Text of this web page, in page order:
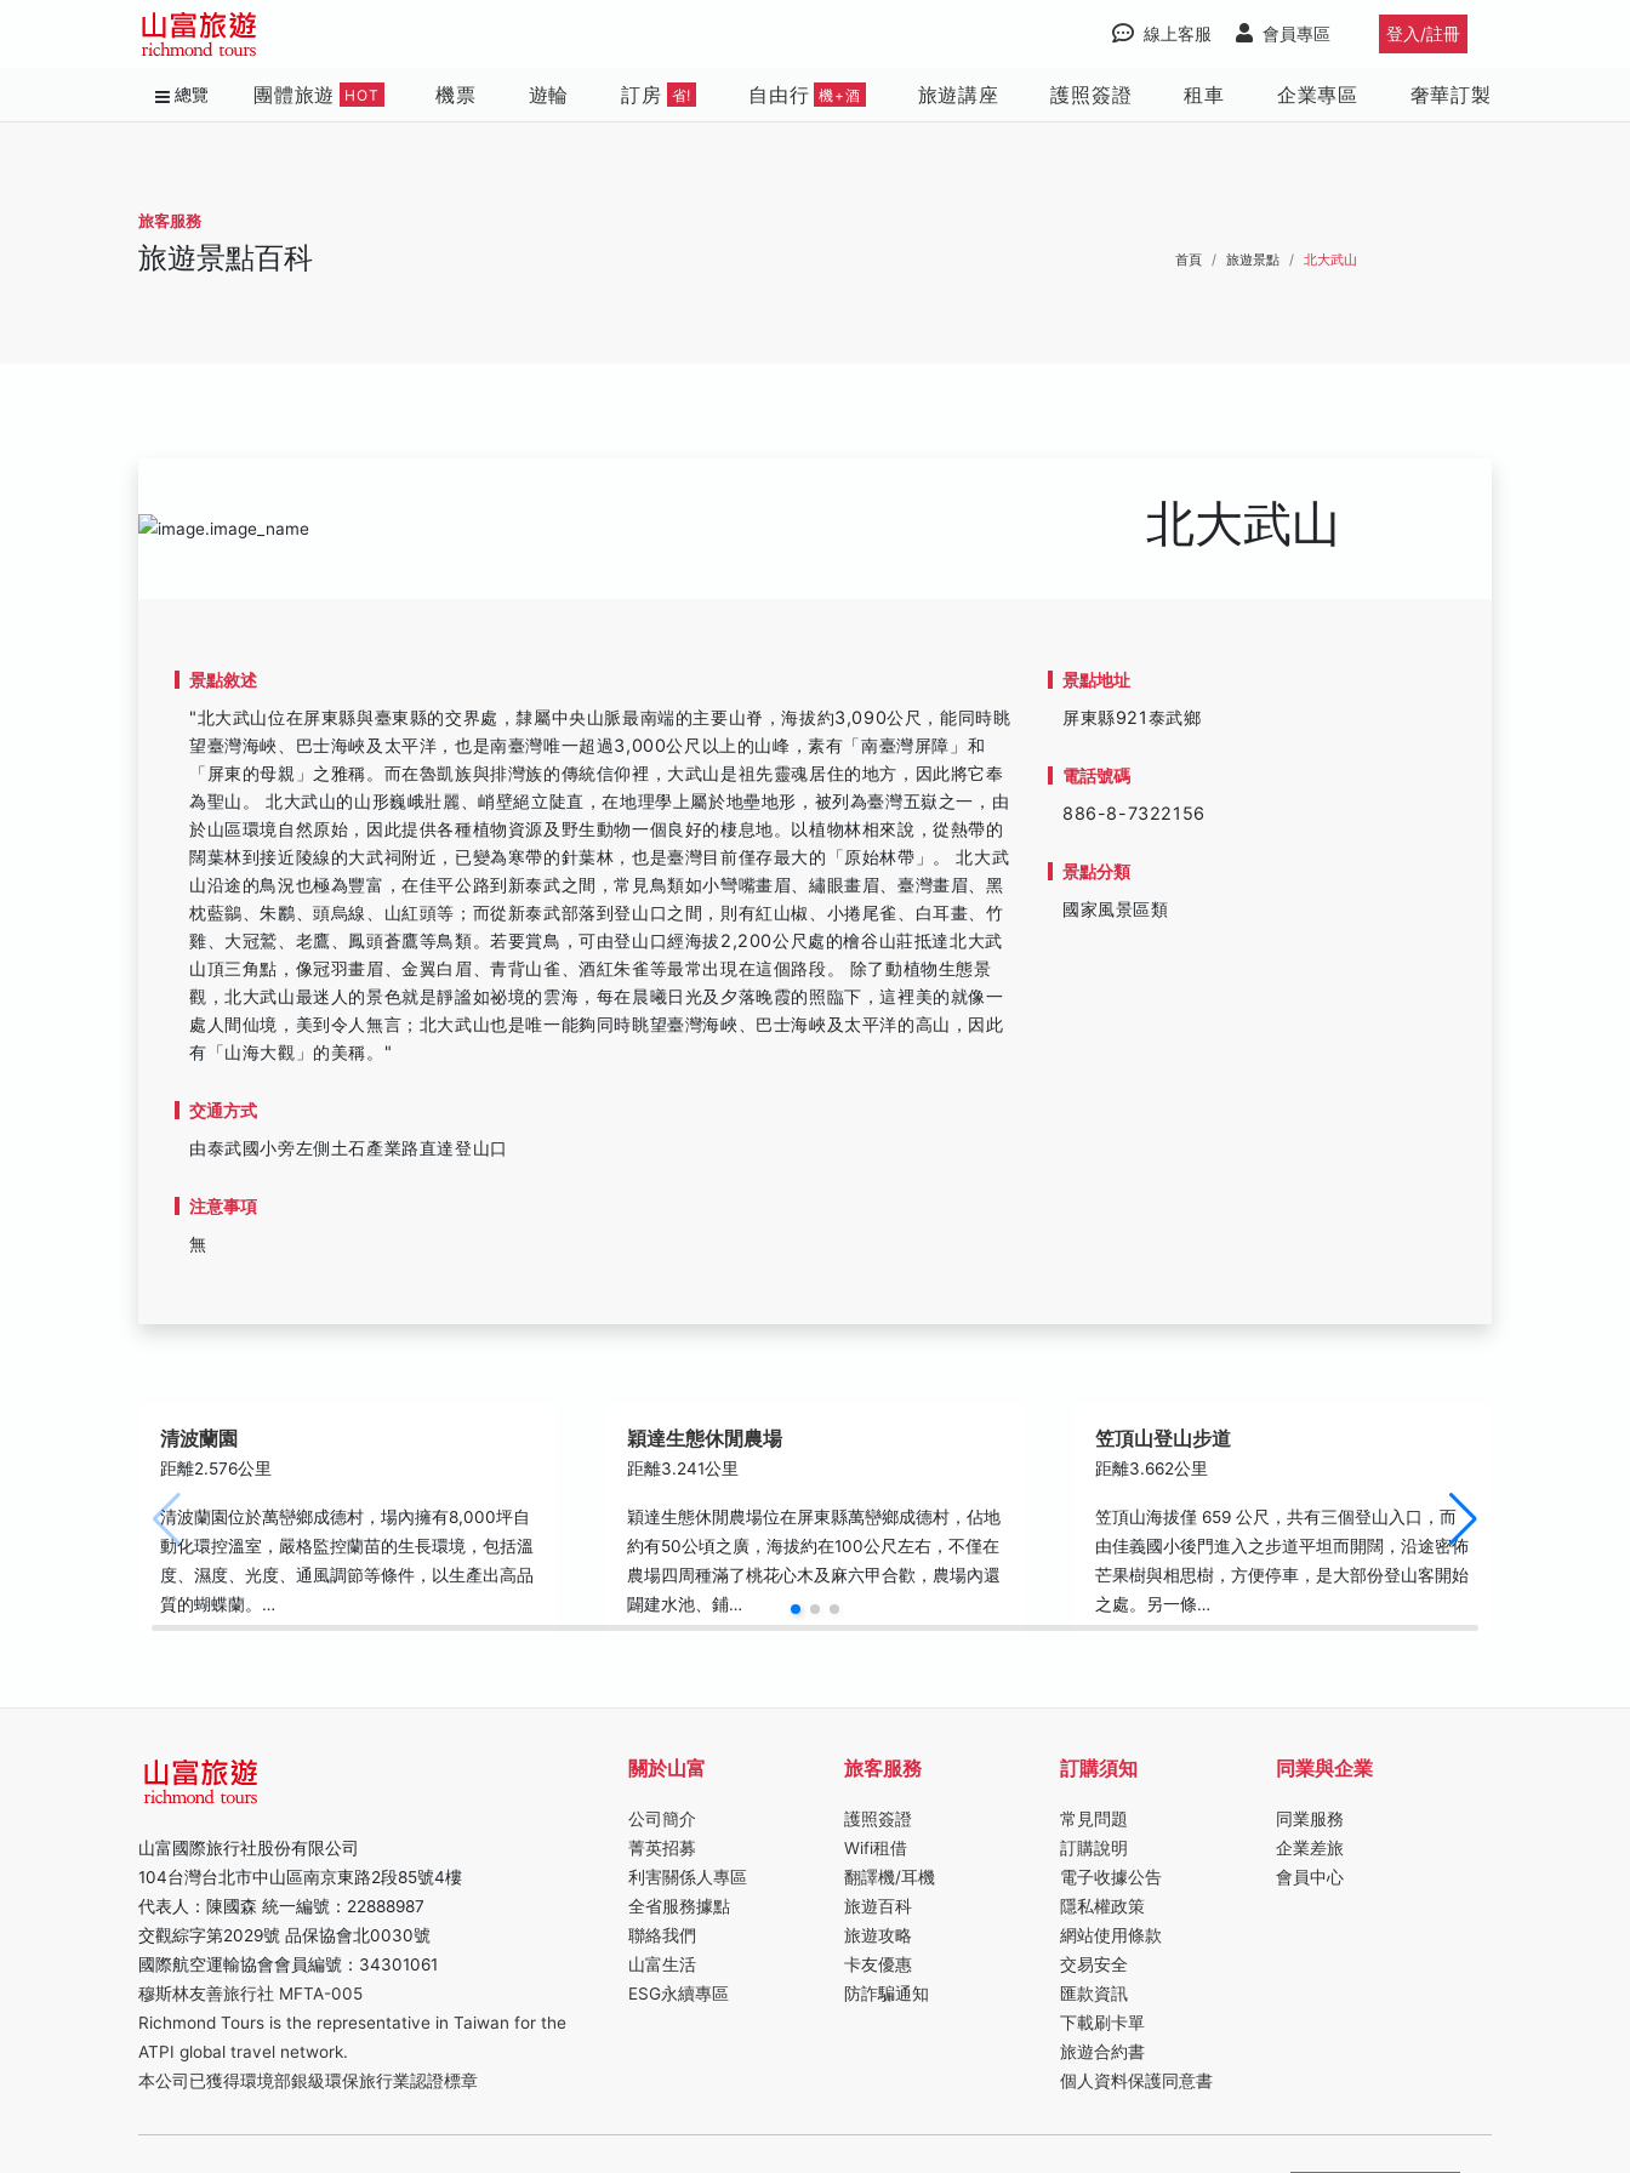
登入/註冊
會員專區
線上客服
總覽 團體旅遊 HOT 機票 遊輪 訂房 省! 自由行 機+酒 旅遊講座 護照簽證 租車 企業專區 奢華訂製
旅客服務
旅遊景點百科 首頁 旅遊景點 北大武山
北大武山
景點敘述
"北大武山位在屏東縣與臺東縣的交界處，隸屬中央山脈最南端的主要山脊，海拔約3,090公尺，能同時眺
望臺灣海峽、巴士海峽及太平洋，也是南臺灣唯一超過3,000公尺以上的山峰，素有「南臺灣屏障」和
「屏東的母親」之雅稱。而在魯凱族與排灣族的傳統信仰裡，大武山是祖先靈魂居住的地方，因此將它奉
為聖山。 北大武山的山形巍峨壯麗、峭壁絕立陡直，在地理學上屬於地壘地形，被列為臺灣五嶽之一，由
於山區環境自然原始，因此提供各種植物資源及野生動物一個良好的棲息地。以植物林相來說，從熱帶的
闊葉林到接近陵線的大武祠附近，已變為寒帶的針葉林，也是臺灣目前僅存最大的「原始林帶」。 北大武
山沿途的鳥況也極為豐富，在佳平公路到新泰武之間，常見鳥類如小彎嘴畫眉、繡眼畫眉、臺灣畫眉、黑
枕藍鶲、朱鸝、頭烏線、山紅頭等；而從新泰武部落到登山口之間，則有紅山椒、小捲尾雀、白耳畫、竹
雞、大冠鷲、老鷹、鳳頭蒼鷹等鳥類。若要賞鳥，可由登山口經海拔2,200公尺處的檜谷山莊抵達北大武
山頂三角點，像冠羽畫眉、金翼白眉、青背山雀、酒紅朱雀等最常出現在這個路段。 除了動植物生態景
觀，北大武山最迷人的景色就是靜謐如祕境的雲海，每在晨曦日光及夕落晚霞的照臨下，這裡美的就像一
處人間仙境，美到令人無言；北大武山也是唯一能夠同時眺望臺灣海峽、巴士海峽及太平洋的高山，因此
有「山海大觀」的美稱。"
交通方式
由泰武國小旁左側土石產業路直達登山口
注意事項
無
景點地址
屏東縣921泰武鄉
電話號碼
886-8-7322156
景點分類
國家風景區類
清波蘭園
距離2.576公里
清波蘭園位於萬巒鄉成德村，場內擁有8,000坪自
動化環控溫室，嚴格監控蘭苗的生長環境，包括溫
度、濕度、光度、通風調節等條件，以生產出高品
質的蝴蝶蘭。…
穎達生態休閒農場
距離3.241公里
穎達生態休閒農場位在屏東縣萬巒鄉成德村，佔地
約有50公頃之廣，海拔約在100公尺左右，不僅在
農場四周種滿了桃花心木及麻六甲合歡，農場內還
闢建水池、鋪…
笠頂山登山步道
距離3.662公里
笠頂山海拔僅 659 公尺，共有三個登山入口，而
由佳義國小後門進入之步道平坦而開闊，沿途密佈
芒果樹與相思樹，方便停車，是大部份登山客開始
之處。另一條…
山富國際旅行社股份有限公司
104台灣台北市中山區南京東路2段85號4樓
代表人：陳國森 統一編號：22888987
交觀綜字第2029號 品保協會北0030號
國際航空運輸協會會員編號：34301061
穆斯林友善旅行社 MFTA-005
Richmond Tours is the representative in Taiwan for the
ATPI global travel network.
本公司已獲得環境部銀級環保旅行業認證標章
關於山富
公司簡介
菁英招募
利害關係人專區
全省服務據點
聯絡我們
山富生活
ESG永續專區
旅客服務
護照簽證
Wifi租借
翻譯機/耳機
旅遊百科
旅遊攻略
卡友優惠
防詐騙通知
訂購須知
常見問題
訂購說明
電子收據公告
隱私權政策
網站使用條款
交易安全
匯款資訊
下載刷卡單
旅遊合約書
個人資料保護同意書
同業與企業
同業服務
企業差旅
會員中心